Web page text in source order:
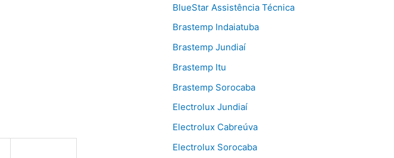
BlueStar Assistência Técnica
Brastemp Indaiatuba
Brastemp Jundiaí
Brastemp Itu
Brastemp Sorocaba
Electrolux Jundiaí
Electrolux Cabreúva
Electrolux Sorocaba